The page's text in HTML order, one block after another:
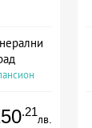
.21
лв.